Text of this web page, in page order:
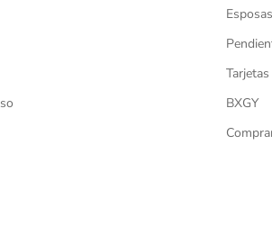
Esposas
BXGY